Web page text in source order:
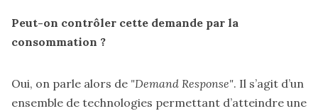
Peut-on contrôler cette demande par la
consommation ?
Oui, on parle alors de "Demand Response". Il s’agit d’un
ensemble de technologies permettant d’atteindre une